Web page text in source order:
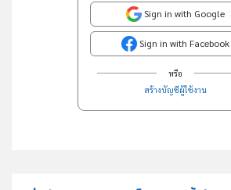
Sign in with Google
Sign in with Facebook
หรือ
สร้างบัญชีผู้ใช้งาน